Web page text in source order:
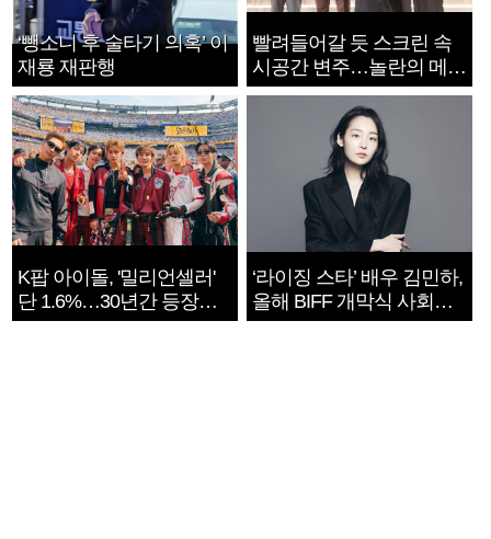
‘뺑소니 후 술타기 의혹’ 이
재룡 재판행
빨려들어갈 듯 스크린 속
시공간 변주…놀란의 메시
지는 ‘전쟁 속죄’
K팝 아이돌, '밀리언셀러'
단 1.6%…30년간 등장
1182개팀 전수조사
‘라이징 스타’ 배우 김민하,
올해 BIFF 개막식 사회자
확정